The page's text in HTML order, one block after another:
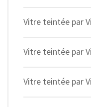
Vitre teintée par
Vitre teintée par
Vitre teintée par